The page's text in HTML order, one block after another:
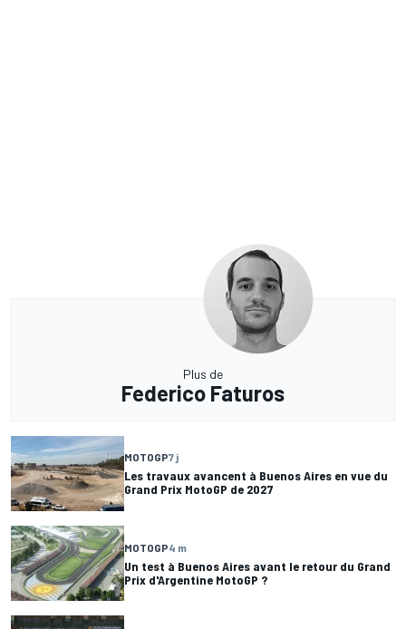
Plus de
Federico Faturos
MOTOGP7 j
Les travaux avancent à Buenos Aires en vue du
Grand Prix MotoGP de 2027
MOTOGP4 m
Un test à Buenos Aires avant le retour du Grand
Prix d'Argentine MotoGP ?